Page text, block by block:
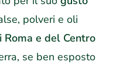
polveri e oli
Roma e del Centro
se ben esposto